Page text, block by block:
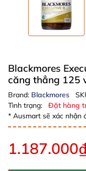
Blackmores
căng thẳng 125
Brand: Blackmores
Tình trạng:
Đặt hàng
* Ausmart sẽ xác nhận